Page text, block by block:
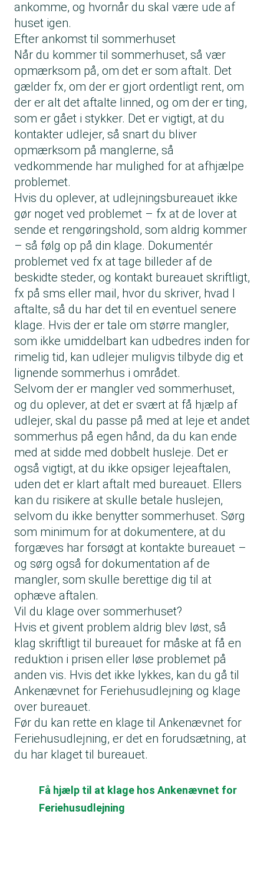
ankomme, og hvornår du skal være ude af
huset igen.
Efter ankomst til sommerhuset
Når du kommer til sommerhuset, så vær
opmærksom på, om det er som aftalt. Det
gælder fx, om der er gjort ordentligt rent, om
der er alt det aftalte linned, og om der er ting,
som er gået i stykker. Det er vigtigt, at du
kontakter udlejer, så snart du bliver
opmærksom på manglerne, så
vedkommende har mulighed for at afhjælpe
problemet.
Hvis du oplever, at udlejningsbureauet ikke
gør noget ved problemet – fx at de lover at
sende et rengøringshold, som aldrig kommer
– så følg op på din klage. Dokumentér
problemet ved fx at tage billeder af de
beskidte steder, og kontakt bureauet skriftligt,
fx på sms eller mail, hvor du skriver, hvad I
aftalte, så du har det til en eventuel senere
klage. Hvis der er tale om større mangler,
som ikke umiddelbart kan udbedres inden for
rimelig tid, kan udlejer muligvis tilbyde dig et
lignende sommerhus i området.
Selvom der er mangler ved sommerhuset,
og du oplever, at det er svært at få hjælp af
udlejer, skal du passe på med at leje et andet
sommerhus på egen hånd, da du kan ende
med at sidde med dobbelt husleje. Det er
også vigtigt, at du ikke opsiger lejeaftalen,
uden det er klart aftalt med bureauet. Ellers
kan du risikere at skulle betale huslejen,
selvom du ikke benytter sommerhuset. Sørg
som minimum for at dokumentere, at du
forgæves har forsøgt at kontakte bureauet –
og sørg også for dokumentation af de
mangler, som skulle berettige dig til at
ophæve aftalen.
Vil du klage over sommerhuset?
Hvis et givent problem aldrig blev løst, så
klag skriftligt til bureauet for måske at få en
reduktion i prisen eller løse problemet på
anden vis. Hvis det ikke lykkes, kan du gå til
Ankenævnet for Feriehusudlejning og klage
over bureauet.
Før du kan rette en klage til Ankenævnet for
Feriehusudlejning, er det en forudsætning, at
du har klaget til bureauet.
Få hjælp til at klage hos Ankenævnet for
Feriehusudlejning